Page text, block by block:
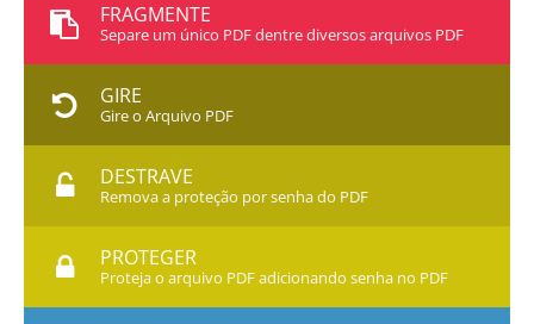
FRAGMENTE
Separe um único PDF dentre diversos arquivos PDF
GIRE
Gire o Arquivo PDF
DESTRAVE
Remova a proteção por senha do PDF
PROTEGER
Proteja o arquivo PDF adicionando senha no PDF